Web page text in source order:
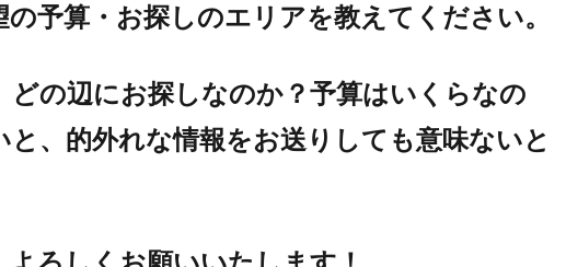
予算・お探しのエリアを教えてください。
どの辺にお探しなのか？予算はいくらなの
と、的外れな情報をお送りしても意味ないと